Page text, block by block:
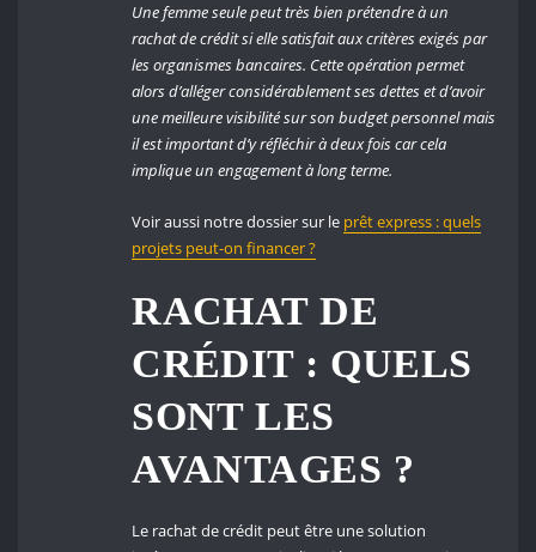
Une femme seule peut très bien prétendre à un
rachat de crédit si elle satisfait aux critères exigés par
les organismes bancaires. Cette opération permet
alors d’alléger considérablement ses dettes et d’avoir
une meilleure visibilité sur son budget personnel mais
il est important d’y réfléchir à deux fois car cela
implique un engagement à long terme.
Voir aussi notre dossier sur le prêt express : quels
projets peut-on financer ?
RACHAT DE
CRÉDIT : QUELS
SONT LES
AVANTAGES ?
Le rachat de crédit peut être une solution